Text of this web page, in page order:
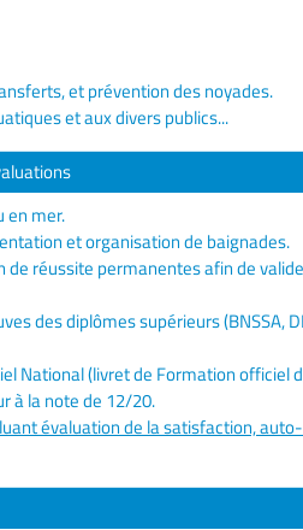
et prévention des noyades.
et aux divers publics...
en mer.
et organisation de baignades.
réussite permanentes afin de
des diplômes supérieurs (BNSSA,
National (livret de Formation officiel
à la note de 12/20.
évaluation de la satisfaction,